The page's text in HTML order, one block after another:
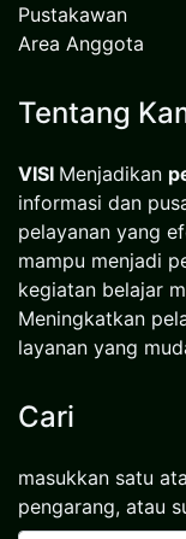
Pustakawan
Area Anggota
Tentang
VISI Menjadikan
informasi dan
pelayanan yang
mampu menjadi
kegiatan belajar
Meningkatkan
layanan yang
Cari
masukkan satu
pengarang, atau